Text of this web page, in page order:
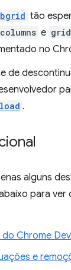
tão
e
no
de
.
alguns
para ver
Chrome
e